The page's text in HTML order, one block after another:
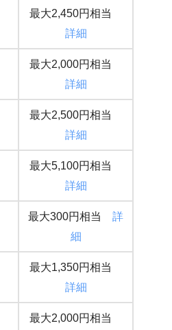
最大2,450円相当
詳細
最大2,000円相当
詳細
最大2,500円相当
詳細
最大5,100円相当
詳細
最大300円相当 詳
細
最大1,350円相当
詳細
最大2,000円相当